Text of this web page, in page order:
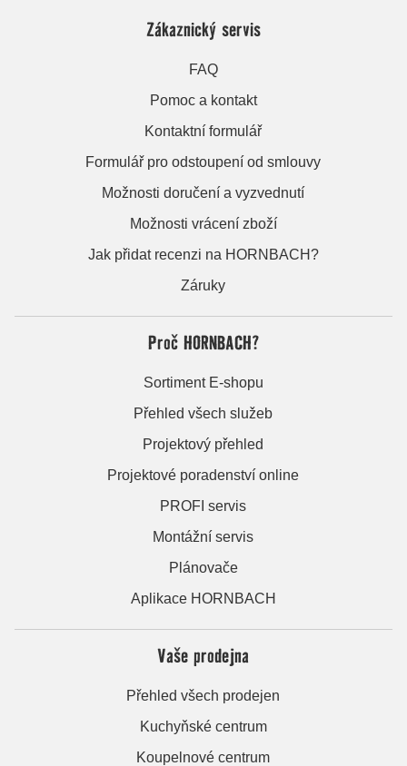
Zákaznický servis
FAQ
Pomoc a kontakt
Kontaktní formulář
Formulář pro odstoupení od smlouvy
Možnosti doručení a vyzvednutí
Možnosti vrácení zboží
Jak přidat recenzi na HORNBACH?
Záruky
Proč HORNBACH?
Sortiment E-shopu
Přehled všech služeb
Projektový přehled
Projektové poradenství online
PROFI servis
Montážní servis
Plánovače
Aplikace HORNBACH
Vaše prodejna
Přehled všech prodejen
Kuchyňské centrum
Koupelnové centrum